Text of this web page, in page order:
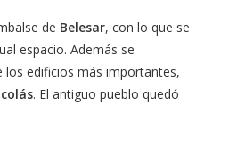
de Belesar, con lo que se
espacio. Además se
los edificios más importantes,
. El antiguo pueblo quedó